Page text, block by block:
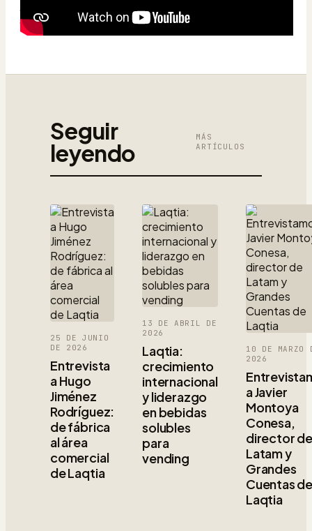
Seguir
leyendo
MÁS
ARTÍCULOS
25 DE JUNIO
DE 2026
Entrevista
a Hugo
Jiménez
Rodríguez:
de fábrica
al área
comercial
de Laqtia
13 DE ABRIL DE
2026
Laqtia:
crecimiento
internacional
y liderazgo
en bebidas
solubles
para
vending
10 DE MARZO
2026
a Javier
Montoya
Conesa,
director de
Latam y
Grandes
Cuentas
Laqtia